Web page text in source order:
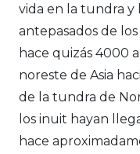
vida en la tundra y
antepasados de
hace quizás 4000
noreste de Asia
de la tundra de
los inuit hayan
hace